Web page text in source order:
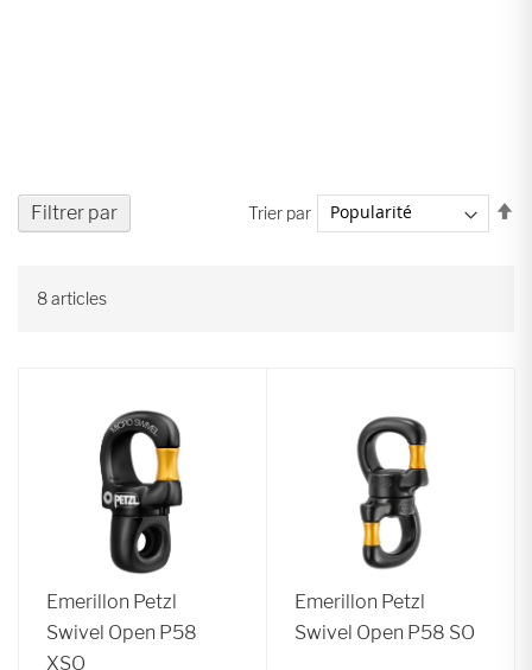
8articles
Trier par
Emerillon Petzl
Swivel Open P58
XSO
Emerillon Petzl
Swivel Open P58 SO
Filtrer par